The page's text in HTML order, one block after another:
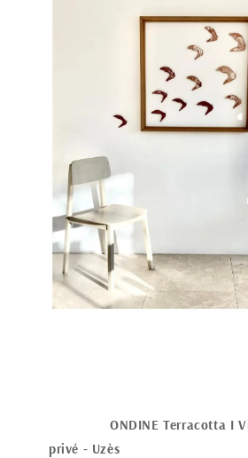
ONDINE Terracotta I
privé - Uzès